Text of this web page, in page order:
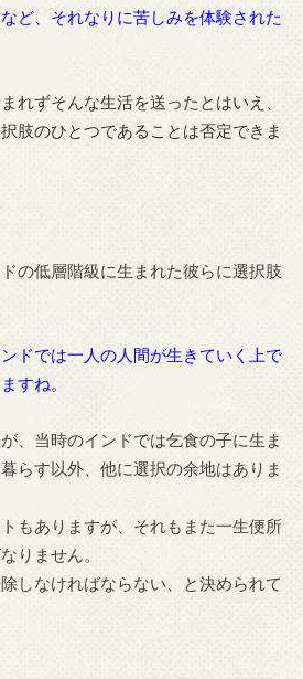
ど、それなりに苦しみを体験された
れずそんな生活を送ったとはいえ、
肢のひとつであることは否定できま
の低層階級に生まれた彼らに選択肢
ドでは一人の人間が生きていく上で
すね。
、当時のインドでは乞食の子に生ま
らす以外、他に選択の余地はありま
もありますが、それもまた一生便所
りません。
しなければならない、と決められて